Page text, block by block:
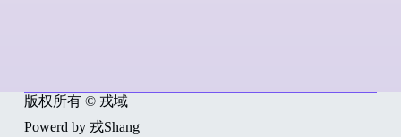
版权所有 © 戎域
Powerd by 戎Shang